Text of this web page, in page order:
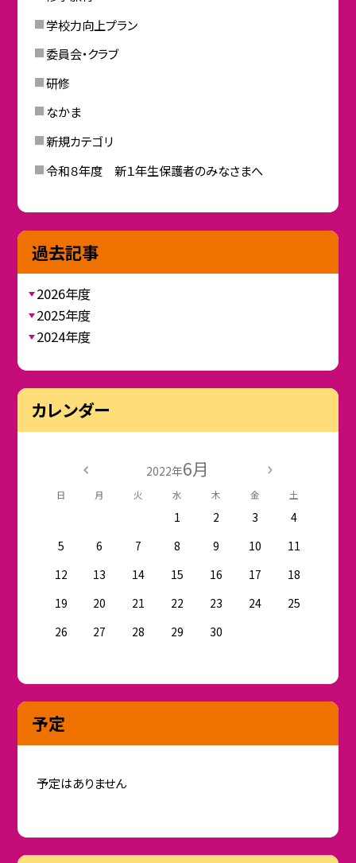
学校力向上プラン
委員会・クラブ
研修
なかま
新規カテゴリ
令和８年度 新１年生保護者のみなさまへ
過去記事
2026年度
2025年度
2024年度
カレンダー
2022年6月
日 月 火 水 木 金 土
1 2 3
4
5
6 7 8 9 10
11
12
13 14 15 16 17
18
19
20 21 22 23 24
25
26
27 28 29 30
予定
予定はありません